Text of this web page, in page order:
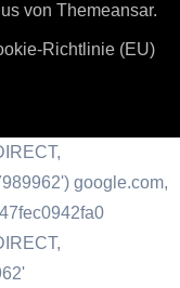
von Themeansar.
Richtlinie (EU)
google.com,